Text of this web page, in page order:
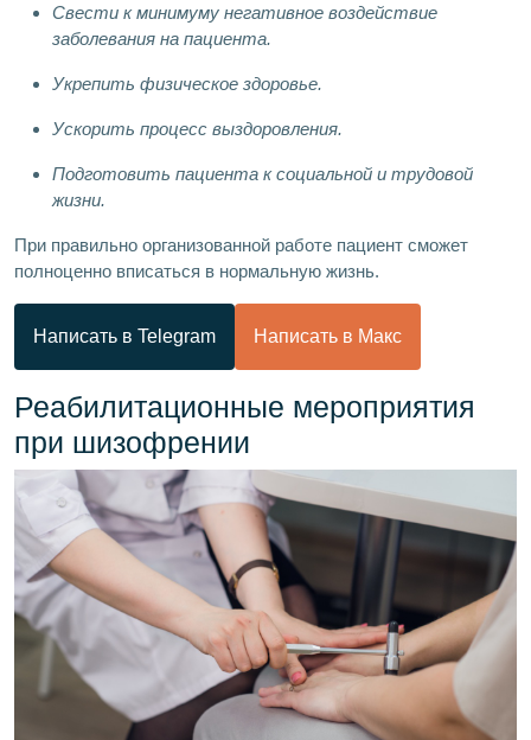
Свести к минимуму негативное воздействие
заболевания на пациента.
Укрепить физическое здоровье.
Ускорить процесс выздоровления.
Подготовить пациента к социальной и трудовой
жизни.
При правильно организованной работе пациент сможет
полноценно вписаться в нормальную жизнь.
Написать в Telegram Написать в Макс
Реабилитационные мероприятия
при шизофрении